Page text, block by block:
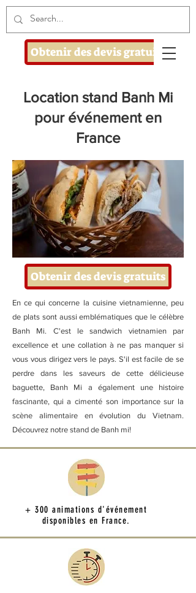
Obtenir des devis gratuits
Location stand Banh Mi
pour événement en
France
Obtenir des devis gratuits
En ce qui concerne la cuisine vietnamienne, peu
de plats sont aussi emblématiques que le célèbre
Banh Mi. C'est le sandwich vietnamien par
excellence et une collation à ne pas manquer si
vous vous dirigez vers le pays. S'il est facile de se
perdre dans les saveurs de cette délicieuse
baguette, Banh Mi a également une histoire
fascinante, qui a cimenté son importance sur la
scène alimentaire en évolution du Vietnam.
Découvrez notre stand de Banh mi!
+ 300 animations d'événement
disponibles en France.